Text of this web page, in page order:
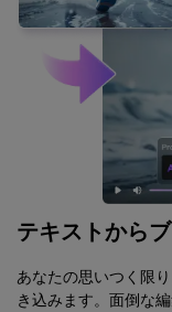
テキストから
あなたの思いつく限
き込みます。面倒な